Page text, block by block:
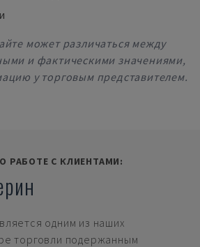
может различаться между
и фактическими значениями,
у торговым представителем.
РАБОТЕ С КЛИЕНТАМИ:
одним из наших
торговли подержанным